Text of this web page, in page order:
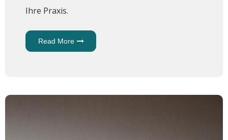
Ihre Praxis.
Read More About
Covid-